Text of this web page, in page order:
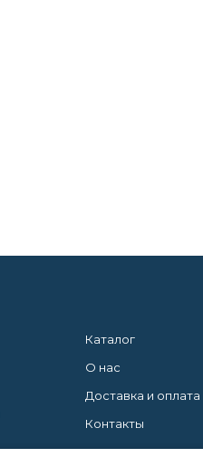
Каталог
О нас
Доставка и оплата
Контакты